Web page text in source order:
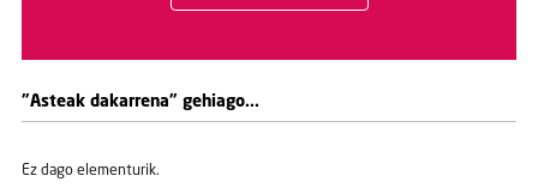
"Asteak dakarrena" gehiago...
Ez dago elementurik.